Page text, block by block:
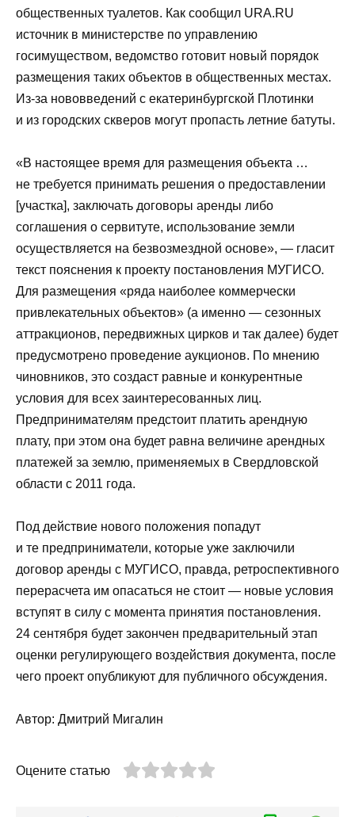
общественных туалетов. Как сообщил URA.RU
источник в министерстве по управлению
госимуществом, ведомство готовит новый порядок
размещения таких объектов в общественных местах.
Из-за нововведений с екатеринбургской Плотинки
и из городских скверов могут пропасть летние батуты.
«В настоящее время для размещения объекта …
не требуется принимать решения о предоставлении
[участка], заключать договоры аренды либо
соглашения о сервитуте, использование земли
осуществляется на безвозмездной основе», — гласит
текст пояснения к проекту постановления МУГИСО.
Для размещения «ряда наиболее коммерчески
привлекательных объектов» (а именно — сезонных
аттракционов, передвижных цирков и так далее) будет
предусмотрено проведение аукционов. По мнению
чиновников, это создаст равные и конкурентные
условия для всех заинтересованных лиц.
Предпринимателям предстоит платить арендную
плату, при этом она будет равна величине арендных
платежей за землю, применяемых в Свердловской
области с 2011 года.
Под действие нового положения попадут
и те предприниматели, которые уже заключили
договор аренды с МУГИСО, правда, ретроспективного
перерасчета им опасаться не стоит — новые условия
вступят в силу с момента принятия постановления.
24 сентября будет закончен предварительный этап
оценки регулирующего воздействия документа, после
чего проект опубликуют для публичного обсуждения.
Автор: Дмитрий Мигалин
Оцените статью